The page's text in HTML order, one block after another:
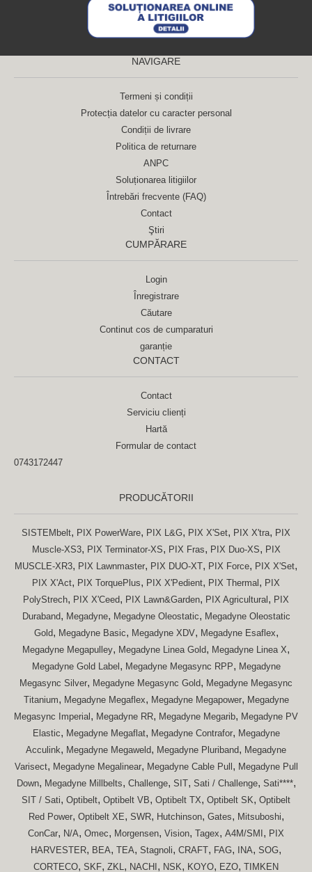
NAVIGARE
Termeni și condiții
Protecția datelor cu caracter personal
Condiții de livrare
Politica de returnare
ANPC
Soluționarea litigiilor
Întrebări frecvente (FAQ)
Contact
Ştiri
CUMPĂRARE
Login
Înregistrare
Căutare
Continut cos de cumparaturi
garanție
CONTACT
Contact
Serviciu clienți
Hartă
Formular de contact
0743172447
PRODUCĂTORII
SISTEMbelt, PIX PowerWare, PIX L&G, PIX X'Set, PIX X'tra, PIX
Muscle-XS3, PIX Terminator-XS, PIX Fras, PIX Duo-XS, PIX
MUSCLE-XR3, PIX Lawnmaster, PIX DUO-XT, PIX Force, PIX X'Set,
PIX X'Act, PIX TorquePlus, PIX X'Pedient, PIX Thermal, PIX
PolyStrech, PIX X'Ceed, PIX Lawn&Garden, PIX Agricultural, PIX
Duraband, Megadyne, Megadyne Oleostatic, Megadyne Oleostatic
Gold, Megadyne Basic, Megadyne XDV, Megadyne Esaflex,
Megadyne Megapulley, Megadyne Linea Gold, Megadyne Linea X,
Megadyne Gold Label, Megadyne Megasync RPP, Megadyne
Megasync Silver, Megadyne Megasync Gold, Megadyne Megasync
Titanium, Megadyne Megaflex, Megadyne Megapower, Megadyne
Megasync Imperial, Megadyne RR, Megadyne Megarib, Megadyne PV
Elastic, Megadyne Megaflat, Megadyne Contrafor, Megadyne
Acculink, Megadyne Megaweld, Megadyne Pluriband, Megadyne
Varisect, Megadyne Megalinear, Megadyne Cable Pull, Megadyne Pull
Down, Megadyne Millbelts, Challenge, SIT, Sati / Challenge, Sati****,
SIT / Sati, Optibelt, Optibelt VB, Optibelt TX, Optibelt SK, Optibelt
Red Power, Optibelt XE, SWR, Hutchinson, Gates, Mitsuboshi,
ConCar, N/A, Omec, Morgensen, Vision, Tagex, A4M/SMI, PIX
HARVESTER, BEA, TEA, Stagnoli, CRAFT, FAG, INA, SOG,
CORTECO, SKF, ZKL , NACHI, NSK, KOYO, EZO, TIMKEN